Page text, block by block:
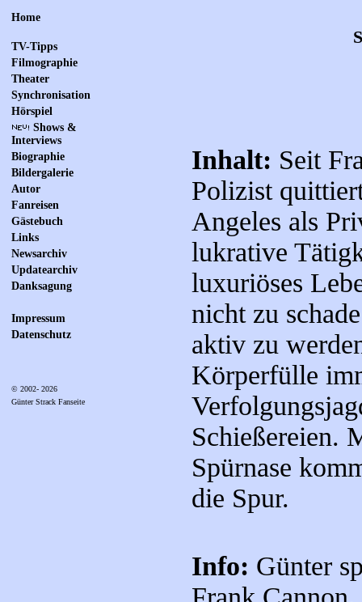
Home
TV-Tipps
Filmographie
Theater
Synchronisation
Hörspiel
Shows &
Interviews
Biographie
Bildergalerie
Autor
Fanreisen
Gästebuch
Links
Newsarchiv
Updatearchiv
Danksagung
Impressum
Datenschutz
© 2002- 2026
Günter Strack Fanseite
Inhalt: Seit
Polizist
Angeles als
lukrative
luxuriöses
nicht zu
aktiv zu
Körperfülle
Schießereien.
Spürnase
die Spur.
Info: Günter